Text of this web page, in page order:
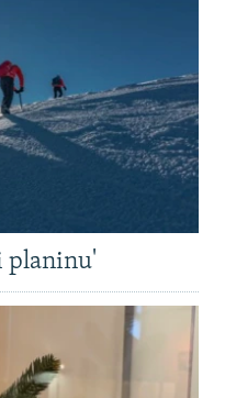
planinu'